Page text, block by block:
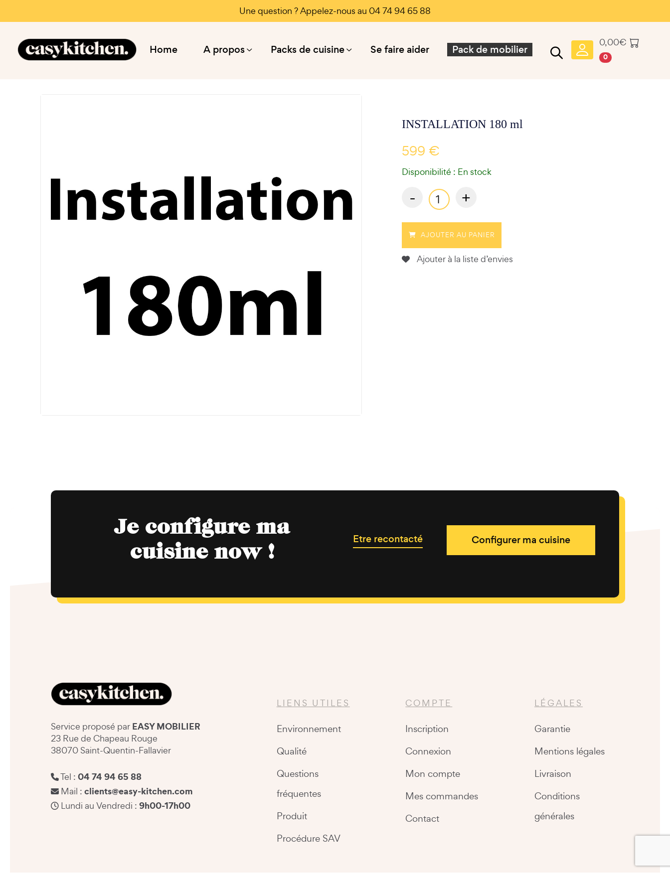
Une question ? Appelez-nous au 04 74 94 65 88
0,00€
0
Home A propos Packs de cuisine Se faire aider Pack de mobilier
INSTALLATION 180 ml
599 €
Disponibilité : En stock
- +
AJOUTER AU PANIER
Ajouter à la liste d’envies
Je configure ma
cuisine now !
Etre recontacté Configurer ma cuisine
Service proposé par EASY MOBILIER
23 Rue de Chapeau Rouge
38070 Saint-Quentin-Fallavier
Tel : 04 74 94 65 88
Mail : clients@easy-kitchen.com
Lundi au Vendredi : 9h00-17h00
LIENS UTILES
Environnement
Qualité
Questions
fréquentes
Produit
Procédure SAV
COMPTE
Inscription
Connexion
Mon compte
Mes commandes
Contact
LÉGALES
Garantie
Mentions légales
Livraison
Conditions
générales